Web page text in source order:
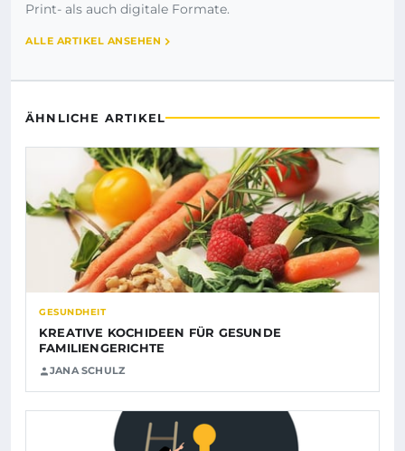
Print- als auch digitale Formate.
ALLE ARTIKEL ANSEHEN
ÄHNLICHE ARTIKEL
GESUNDHEIT
KREATIVE KOCHIDEEN FÜR GESUNDE
FAMILIENGERICHTE
JANA SCHULZ